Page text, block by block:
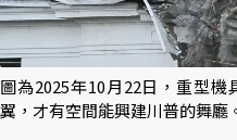
圖為2025年10月22日，重型
翼，才有空間能興建川普的舞廳